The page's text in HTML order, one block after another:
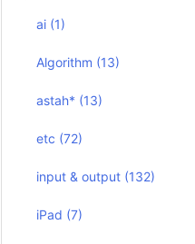
ai (1)
Algorithm (13)
astah* (13)
etc (72)
input & output (132)
iPad (7)